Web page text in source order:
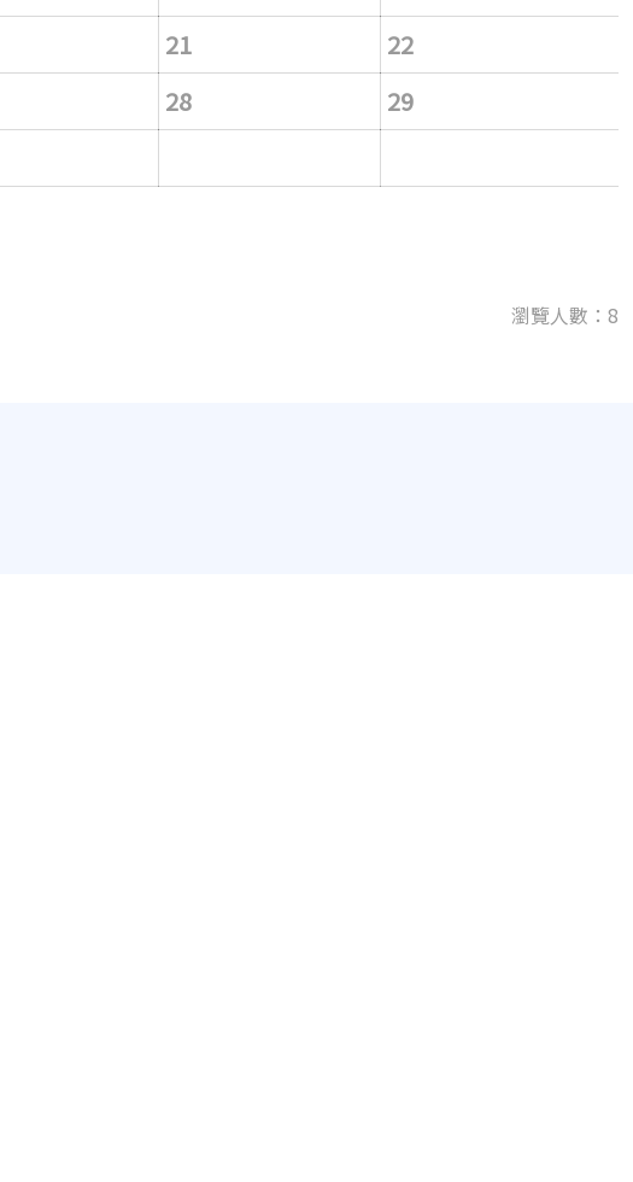
21
22
28
29
瀏覽人數：8